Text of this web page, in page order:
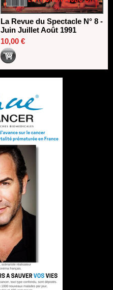
La Revue du Spectacle N° 8 -
Juin Juillet Août 1991
10,00 €